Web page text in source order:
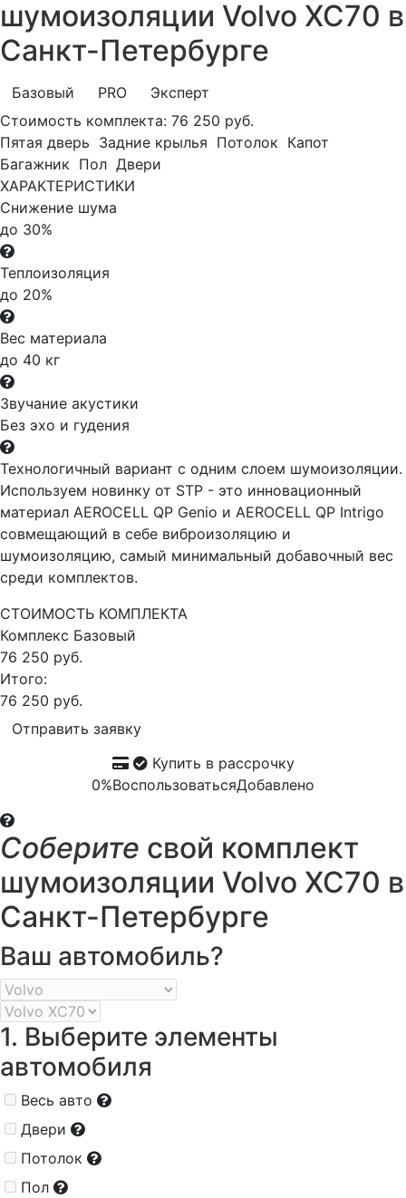
шумоизоляции Volvo XC70 в
Санкт-Петербурге
Базовый PRO
Эксперт
Стоимость комплекта: 76 250 руб.
Пятая дверь Задние крылья Потолок Капот
Багажник Пол Двери
ХАРАКТЕРИСТИКИ
Снижение шума
до 30%
Теплоизоляция
до 20%
Вес материала
до 40 кг
Звучание акустики
Без эхо и гудения
Технологичный вариант с одним слоем шумоизоляции.
Используем новинку от STP - это инновационный
материал AEROCELL QP Genio и AEROCELL QP Intrigo
совмещающий в себе виброизоляцию и
шумоизоляцию, самый минимальный добавочный вес
среди комплектов.
СТОИМОСТЬ КОМПЛЕКТА
Комплекс Базовый
76 250 руб.
Итого:
76 250 руб.
Отправить заявку
Купить в рассрочку
0%ВоспользоватьсяДобавлено
Соберите свой комплект
шумоизоляции Volvo XC70 в
Санкт-Петербурге
Ваш автомобиль?
1. Выберите элементы
автомобиля
Весь авто
Двери
Потолок
Пол